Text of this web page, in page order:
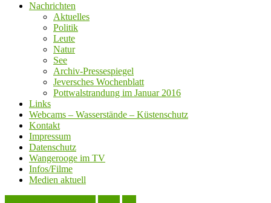
Nachrichten
Aktuelles
Politik
Leute
Natur
See
Archiv-Pressespiegel
Jeversches Wochenblatt
Pottwalstrandung im Januar 2016
Links
Webcams – Wasserstände – Küstenschutz
Kontakt
Impressum
Datenschutz
Wangerooge im TV
Infos/Filme
Medien aktuell